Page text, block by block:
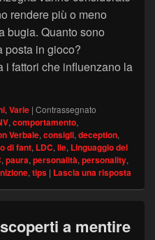
rendere più o meno
bugia. Quanto sono
posta in gioco?
i fattori che influenzano la
personalità e posta in
, Varie | Contrassegnato
, comportamento,
Verbale, consigli, deception,
di fant, LDC, lie, Linguaggio del
, paura, personalità, personality,
, tips | Lascia una risposta
a mentire